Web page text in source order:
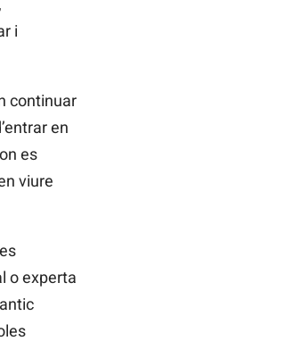
i
continuar
en
es
viure
o experta